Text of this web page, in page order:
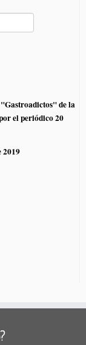
de la
el periódico 20